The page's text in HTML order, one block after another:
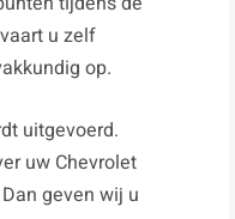
u zelf
op.
uitgevoerd.
uw Chevrolet
geven wij u